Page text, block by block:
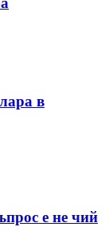
в
е не чий